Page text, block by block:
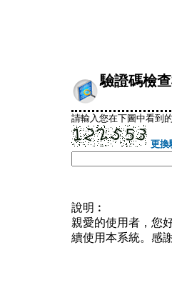
驗證碼檢
請輸入您在下圖中看到
更換
說明︰
親愛的使用者，您
續使用本系統。感